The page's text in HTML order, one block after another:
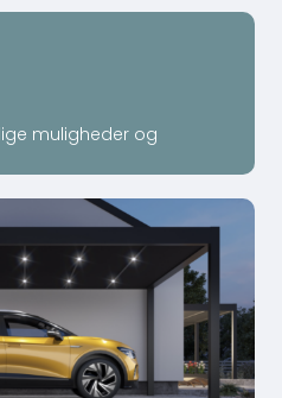
muligheder og